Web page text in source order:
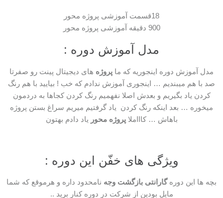
18قسمت آموزشی پروژه محور
900 دقیقه آموزشی پروژه محور
مدل آموزش دوره :
مدل آموزش دوره اینجوریه که ما پروژه های دیجیتال پینت رو صفرتا
صد با هم میبندیم … اینجوری آموزش ندادم که خب ! بیایید با هم رنگ
کردن یاد بگیریم و بعدش اصلا نفهمیم رنگ کردن کجاها به دردمون
میخوره … بعد اینکه رنگ کردن یاد گرفتیم میریم سراغ بستن پروژه
باهاش … کاااملاپروژه محور یاد دادم بهتون
ویژگی های خفّن این دوره :
بچه ها این دورهگارانتی بازگشت وجه نامحدود داره و هرموقع که شما
مایل بودین از شرکت در دوره کنار برید ..